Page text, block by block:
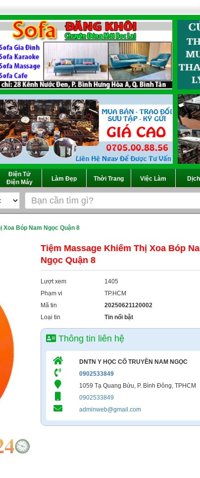
Điện Tử
Điện Máy
Làm Đẹp Thời Trang Việc Làm
Xoa Bóp Nam Ngọc Quận 8
Tiệm Massage Khiếm Thị Xoa Bóp
Ngọc Quận 8
Lượt xem
1405
Phạm vi
TP.HCM
Mã tin
20250621120002
Loại tin
Tin nổi bật
Thông tin liên hệ
DNTN Y HỌC CỔ TRUYỀN NAM NGỌC
0902533849
1059 Tạ Quang Bửu, P. Bình Đông, TPHCM
0902533849
adminweb@gmail.com